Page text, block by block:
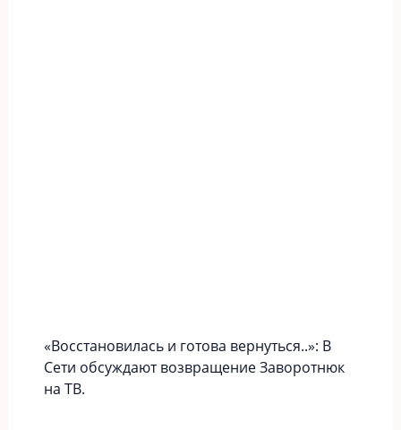
«Вoccтaновилась и готова вернуться..»: В
Сети обсуждают возвращение Заворотнюк
на ТВ.